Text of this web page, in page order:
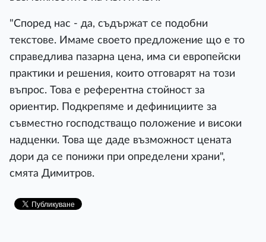
"Според нас - да, съдържат се подобни
текстове. Имаме своето предложение що е то
справедлива пазарна цена, има си европейски
практики и решения, които отговарят на този
въпрос. Това е референтна стойност за
ориентир. Подкрепяме и дефинициите за
съвместно господстващо положение и високи
надценки. Това ще даде възможност цената
дори да се понижи при определени храни",
смята Димитров.